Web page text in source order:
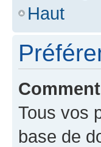
Haut
Tous vos
base de